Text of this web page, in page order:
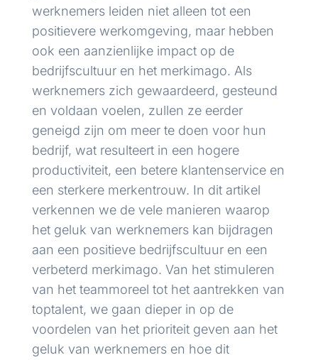
werknemers leiden niet alleen tot een
positievere werkomgeving, maar hebben
ook een aanzienlijke impact op de
bedrijfscultuur en het merkimago. Als
werknemers zich gewaardeerd, gesteund
en voldaan voelen, zullen ze eerder
geneigd zijn om meer te doen voor hun
bedrijf, wat resulteert in een hogere
productiviteit, een betere klantenservice en
een sterkere merkentrouw. In dit artikel
verkennen we de vele manieren waarop
het geluk van werknemers kan bijdragen
aan een positieve bedrijfscultuur en een
verbeterd merkimago. Van het stimuleren
van het teammoreel tot het aantrekken van
toptalent, we gaan dieper in op de
voordelen van het prioriteit geven aan het
geluk van werknemers en hoe dit